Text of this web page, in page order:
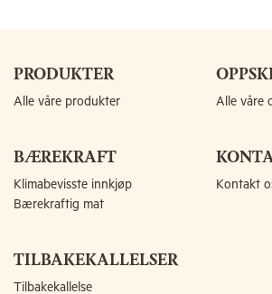
PRODUKTER
Alle våre produkter Alle våre
BÆREKRAFT
Klimabevisste innkjøp
Bærekraftig mat
Kontakt
TILBAKEKALLELSER
Tilbakekallelse